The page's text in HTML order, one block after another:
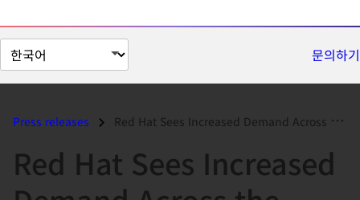
페
이
문의하기
Press releases Red Hat Sees Increased Demand Across the Channel for Red Hat Enterpris...
Red Hat Sees Increased